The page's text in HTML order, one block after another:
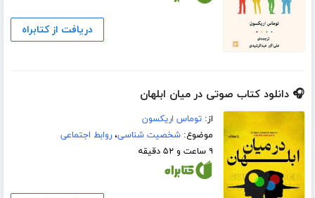
دریافت از کتابراه
🎧 دانلود کتاب صوتی در میان ابلهان
از:توماس اریکسون
موضوع:شخصیت شناسی،روابط اجتماعی
۹ ساعت و ۵۲ دقیقه